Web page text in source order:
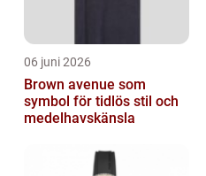
06 juni 2026
Brown avenue som
symbol för tidlös stil och
medelhavskänsla